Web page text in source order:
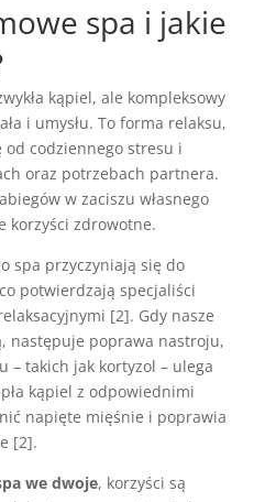
spa i jakie
kąpiel, ale kompleksowy
i umysłu. To forma relaksu,
codziennego stresu i
oraz potrzebach partnera.
w zaciszu własnego
korzyści zdrowotne.
spa przyczyniają się do
potwierdzają specjaliści
[2]. Gdy nasze
następuje poprawa nastroju,
– takich jak kortyzol – ulega
kąpiel z odpowiednimi
napięte mięśnie i poprawia
[2].
we dwoje, korzyści są